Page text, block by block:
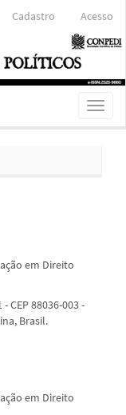
Cadastro Acesso
Toggle
em Direito
CEP 88036-003 -
Brasil.
em Direito